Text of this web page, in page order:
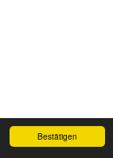
Bestätigen